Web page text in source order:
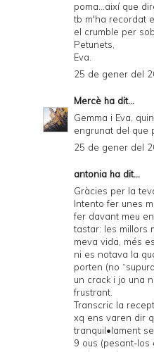
poma...així que
tb m'ha recordat
el crumble per
Petunets,
Eva.
25 de gener del
Mercè ha dit...
Gemma i Eva,
engrunat del que
25 de gener del
antonia ha dit...
Gràcies per la
Intento fer unes
fer davant meu
tastar: les millors
meva vida, més
ni es notava la
porten (no
un crack i jo una
frustrant.
Transcric la
xq ens varen dir
tranquil•lament
9 ous (pesant-los